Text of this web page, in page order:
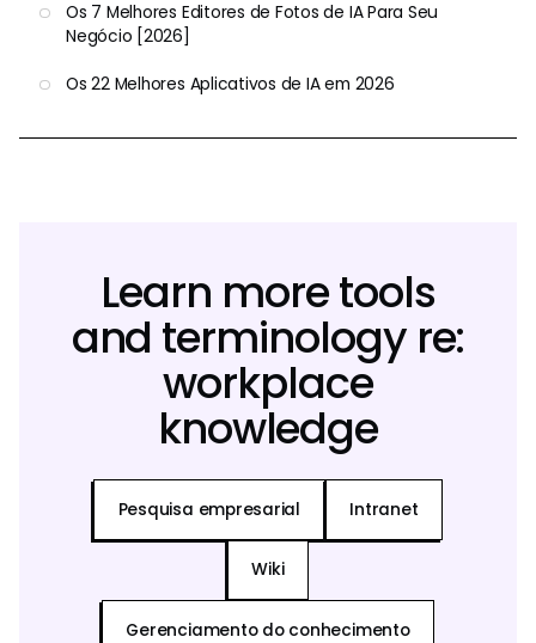
Os 7 Melhores Editores de Fotos de IA Para Seu
Negócio [2026]
Os 22 Melhores Aplicativos de IA em 2026
Learn more tools
and terminology re:
workplace
knowledge
Pesquisa empresarial Intranet
Wiki
Gerenciamento do conhecimento